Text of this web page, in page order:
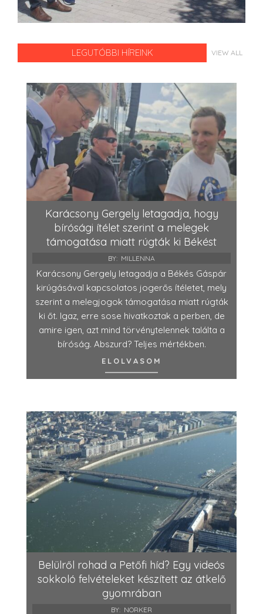
LEGUTÓBBI HÍREINK VIEW ALL
Karácsony Gergely letagadja, hogy
bírósági ítélet szerint a melegek
támogatása miatt rúgták ki Békést
BY: MILLENNA
Karácsony Gergely letagadja a Békés Gáspár
kirúgásával kapcsolatos jogerős ítéletet, mely
szerint a melegjogok támogatása miatt rúgták
ki őt. Igaz, erre sose hivatkoztak a perben, de
amire igen, azt mind törvénytelennek találta a
bíróság. Abszurd? Teljes mértékben.
ELOLVASOM
Belülről rohad a Petőfi híd? Egy videós
sokkoló felvételeket készített az átkelő
gyomrában
BY: NORKER